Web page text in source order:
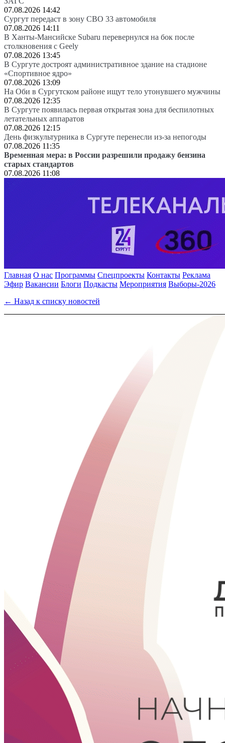
07.08.2026 14:42
Сургут передаст в зону СВО 33 автомобиля
07.08.2026 14:11
В Ханты-Мансийске Subaru перевернулся на бок после
столкновения с Geely
07.08.2026 13:45
В Сургуте достроят административное здание на стадионе
«Спортивное ядро»
07.08.2026 13:09
На Оби в Сургутском районе ищут тело утонувшего мужчины
07.08.2026 12:35
В Сургуте появилась первая открытая зона для беспилотных
летательных аппаратов
07.08.2026 12:15
День физкультурника в Сургуте перенесли из-за непогоды
07.08.2026 11:35
Временная мера: в России разрешили продажу бензина
старых стандартов
07.08.2026 11:08
Главная О нас Программы Спецпроекты Контакты Реклама
Эфир Вакансии Блоги Подкасты Мероприятия Выборы-2026
← Назад к списку новостей